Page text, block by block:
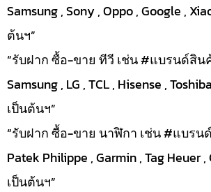
Samsung , Sony , Oppo , Google ,
ต้นฯ”
“รับฝาก ซื้อ-ขาย ทีวี เช่น #แบรนด์สิน
Samsung , LG , TCL , Hisense ,
เป็นต้นฯ”
“รับฝาก ซื้อ-ขาย นาฬิกา เช่น #แบรน
Patek Philippe , Garmin , Tag Heuer ,
เป็นต้นฯ”